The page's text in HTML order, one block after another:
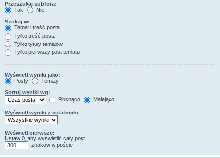
Przeszukaj subfora:
Tak
Nie
Szukaj w:
Temat i treść posta
Tylko treść posta
Tylko tytuły tematów
Tylko pierwszy post tematu
Wyświetl wyniki jako:
Posty
Tematy
Sortuj wyniki wg:
Rosnąco
Malejąco
Wyświetl wyniki z ostatnich:
Wyświetl pierwsze:
Ustaw 0, aby wyświetlić cały post.
znaków w poście